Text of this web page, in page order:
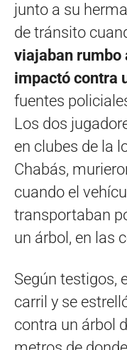
junto a su
de tránsito
viajaban rumbo
impactó contra
fuentes
Los dos
en clubes de la
Chabás,
cuando el
transportaban
un árbol, en las
Según testigos,
carril y se
contra un árbol